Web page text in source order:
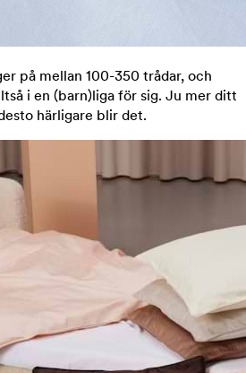
på mellan 100-350 trådar, och
i en (barn)liga för sig. Ju mer ditt
härligare blir det.